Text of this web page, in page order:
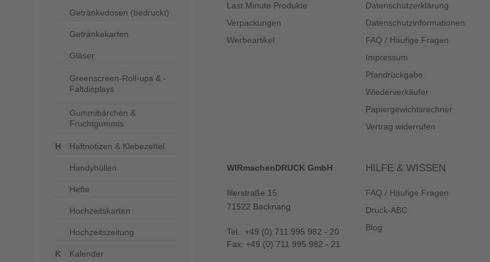
Getränkedosen (bedruckt)
Getränkekarten
Gläser
Greenscreen-Roll-ups & -
Faltdisplays
Gummibärchen &
Fruchtgummis
Haftnotizen & Klebezettel
Handyhüllen
Hefte
Hochzeitskarten
Hochzeitszeitung
Kalender
Last Minute Produkte
Verpackungen
Werbeartikel
Datenschutzerklärung
Datenschutzinformationen
FAQ / Häufige Fragen
Impressum
Pfandrückgabe
Wiederverkäufer
Papiergewichtsrechner
Vertrag widerrufen
WIRmachenDRUCK GmbH
Illerstraße 15
71522 Backnang
Tel.: +49 (0) 711 995 982 - 20
Fax: +49 (0) 711 995 982 - 21
HILFE & WISSEN
FAQ / Häufige Fragen
Druck-ABC
Blog